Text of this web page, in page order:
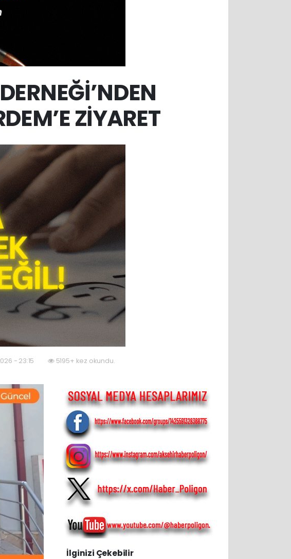
ZİYARET
- 23:15 5195+ kez okundu.
İlginizi Çekebilir